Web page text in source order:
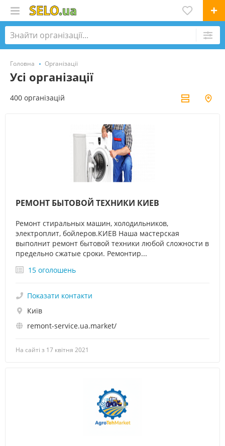
Головна Організації
Усі організації
400 організацій
РЕМОНТ БЫТОВОЙ ТЕХНИКИ КИЕВ
Ремонт стиральных машин, холодильников,
электроплит, бойлеров.КИЕВ Наша мастерская
выполнит ремонт бытовой техники любой сложности в
предельно сжатые сроки. Ремонтир...
15 оголошень
На сайті з 17 квітня 2021
Показати контакти
Київ
remont-service.ua.market/